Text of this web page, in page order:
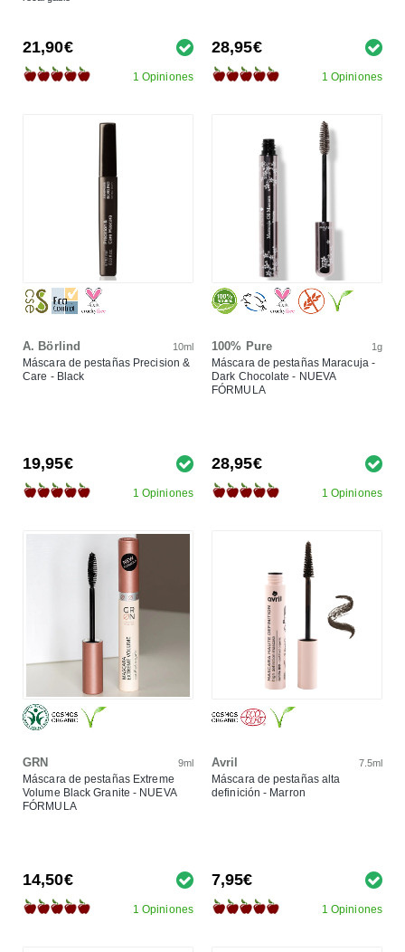
21,90€
1 Opiniones
28,95€
1 Opiniones
A. Börlind 10ml
Máscara de pestañas Precision &
Care - Black
19,95€
1 Opiniones
100% Pure 1g
Máscara de pestañas Maracuja -
Dark Chocolate - NUEVA
FÓRMULA
28,95€
1 Opiniones
GRN 9ml
Máscara de pestañas Extreme
Volume Black Granite - NUEVA
FÓRMULA
14,50€
1 Opiniones
Avril 7.5ml
Máscara de pestañas alta
definición - Marron
7,95€
1 Opiniones